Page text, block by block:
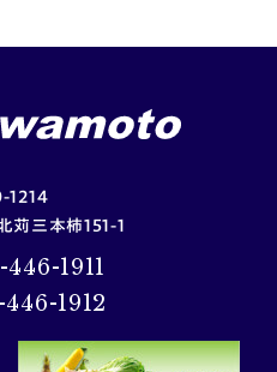
1214
苅三本柿151-1
446-1911
1912